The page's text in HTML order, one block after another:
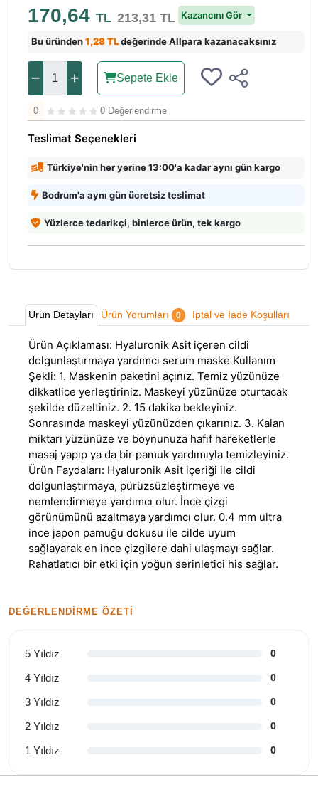
170,64 TL 213,31 TL Kazancını Gör
Bu üründen1,28 TLdeğerinde Allpara kazanacaksınız
Sepete Ekle
0 0 Değerlendirme
Teslimat Seçenekleri
Türkiye'nin her yerine 13:00'a kadar aynı gün kargo
Bodrum'a aynı gün ücretsiz teslimat
Yüzlerce tedarikçi, binlerce ürün, tek kargo
Ürün Detayları Ürün Yorumları 0 İptal ve İade Koşulları
Ürün Açıklaması: Hyaluronik Asit içeren cildi
dolgunlaştırmaya yardımcı serum maske Kullanım
Şekli: 1. Maskenin paketini açınız. Temiz yüzünüze
dikkatlice yerleştiriniz. Maskeyi yüzünüze oturtacak
şekilde düzeltiniz. 2. 15 dakika bekleyiniz.
Sonrasında maskeyi yüzünüzden çıkarınız. 3. Kalan
miktarı yüzünüze ve boynunuza hafif hareketlerle
masaj yapıp ya da bir pamuk yardımıyla temizleyiniz.
Ürün Faydaları: Hyaluronik Asit içeriği ile cildi
dolgunlaştırmaya, pürüzsüzleştirmeye ve
nemlendirmeye yardımcı olur. İnce çizgi
görünümünü azaltmaya yardımcı olur. 0.4 mm ultra
ince japon pamuğu dokusu ile cilde uyum
sağlayarak en ince çizgilere dahi ulaşmayı sağlar.
Rahatlatıcı bir etki için yoğun serinletici his sağlar.
DEĞERLENDIRME ÖZETI
5 Yıldız 0
4 Yıldız 0
3 Yıldız 0
2 Yıldız 0
1 Yıldız 0